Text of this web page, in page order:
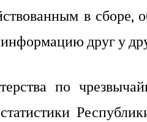
в сборе,
друг у
по